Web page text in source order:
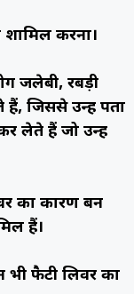
करना।
जलेबी, रबड़ी
जिससे उन्हें पता
लेते हैं जो उन्हें
का कारण बन
हैं।
फैटी लिवर का